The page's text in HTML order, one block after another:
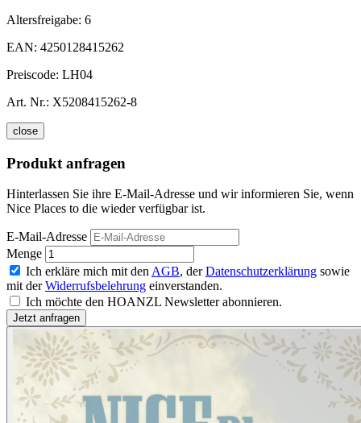
Altersfreigabe: 6
EAN: 4250128415262
Preiscode: LH04
Art. Nr.: X5208415262-8
close
Produkt anfragen
Hinterlassen Sie ihre E-Mail-Adresse und wir informieren Sie, wenn
Nice Places to die wieder verfügbar ist.
E-Mail-Adresse
Menge
Ich erkläre mich mit den AGB, derDatenschutzerklärung sowie
mit derWiderrufsbelehrung einverstanden.
Ich möchte den HOANZL Newsletter abonnieren.